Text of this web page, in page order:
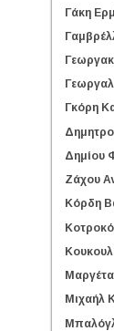
Γάκη
Γκόρη
Δημίου
Ζάχου
Κόρδη
Μιχαήλ